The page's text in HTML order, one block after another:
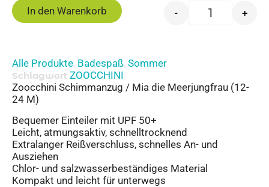
- +
In den Warenkorb
Alle Produkte, Badespaß, Sommer
Schlagwort ZOOCCHINI
Zoocchini Schimmanzug / Mia die Meerjungfrau (12-
24 M)
Bequemer Einteiler mit UPF 50+
Leicht, atmungsaktiv, schnelltrocknend
Extralanger Reißverschluss, schnelles An- und
Ausziehen
Chlor- und salzwasserbeständiges Material
Kompakt und leicht für unterwegs